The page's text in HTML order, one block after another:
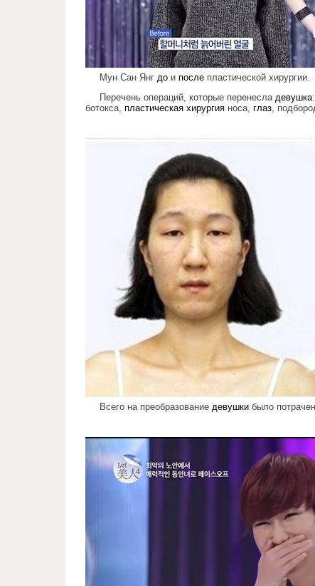
Мун Сан Янг до и после пластической хирургии.
Перечень операций, которые перенесла девушка
ботокса, пластическая хирургия носа, глаз ,
miracles_korean_surgery_3.jpg
Всего на преобразование девушки было